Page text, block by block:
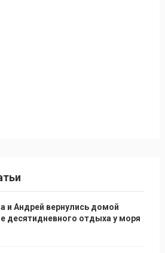
и Андрей вернулись домой
десятидневного отдыха у моря